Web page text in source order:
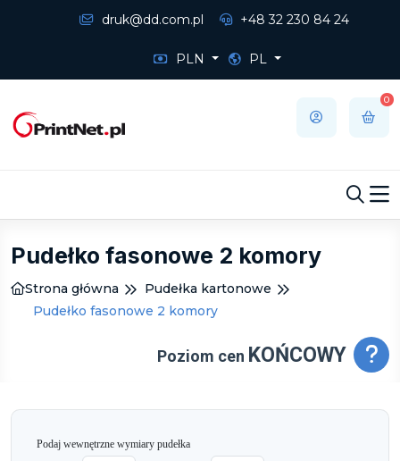
druk@dd.com.pl +48 32 230 84 24
PLN PL
0
Pudełko fasonowe 2 komory
Strona główna
Pudełka kartonowe
Pudełko fasonowe 2 komory
Poziom cen KOŃCOWY
Podaj wewnętrzne wymiary pudełka